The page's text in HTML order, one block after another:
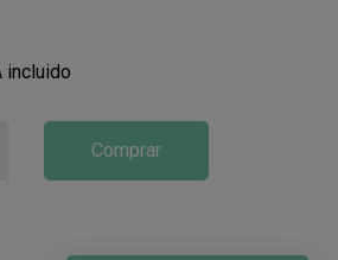
incluido
Comprar